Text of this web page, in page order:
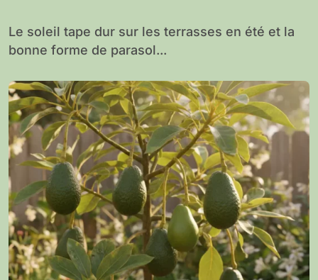
Le soleil tape dur sur les terrasses en été et la
bonne forme de parasol...